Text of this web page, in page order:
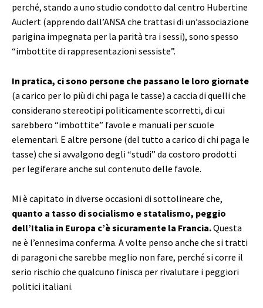
perché, stando a uno studio condotto dal centro Hubertine
Auclert (apprendo dall’ANSA che trattasi di un’associazione
parigina impegnata per la parità tra i sessi), sono spesso
“imbottite di rappresentazioni sessiste”.
In pratica, ci sono persone che passano le loro giornate
(a carico per lo più di chi paga le tasse) a caccia di quelli che
considerano stereotipi politicamente scorretti, di cui
sarebbero “imbottite” favole e manuali per scuole
elementari. E altre persone (del tutto a carico di chi paga le
tasse) che si avvalgono degli “studi” da costoro prodotti
per legiferare anche sul contenuto delle favole.
Mi è capitato in diverse occasioni di sottolineare che,
quanto a tasso di socialismo e statalismo, peggio
dell’Italia in Europa c’è sicuramente la Francia.Questa
ne è l’ennesima conferma. A volte penso anche che si tratti
di paragoni che sarebbe meglio non fare, perché si corre il
serio rischio che qualcuno finisca per rivalutare i peggiori
politici italiani.